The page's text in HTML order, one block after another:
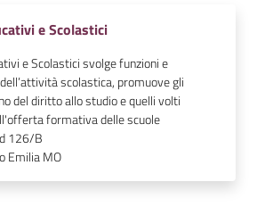
e Scolastici
e Scolastici svolge funzioni e
scolastica, promuove gli
del diritto allo studio e quelli volti
formativa delle scuole
126/B
Emilia MO